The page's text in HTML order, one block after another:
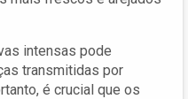
intensas pode
transmitidas por
é crucial que os